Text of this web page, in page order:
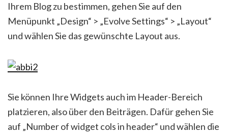
Ihrem Blog zu bestimmen, gehen Sie auf den
Menüpunkt „Design“ > „Evolve Settings“ > „Layout“
und wählen Sie das gewünschte Layout aus.
Sie können Ihre Widgets auch im Header-Bereich
platzieren, also über den Beiträgen. Dafür gehen Sie
auf „Number of widget cols in header“ und wählen die